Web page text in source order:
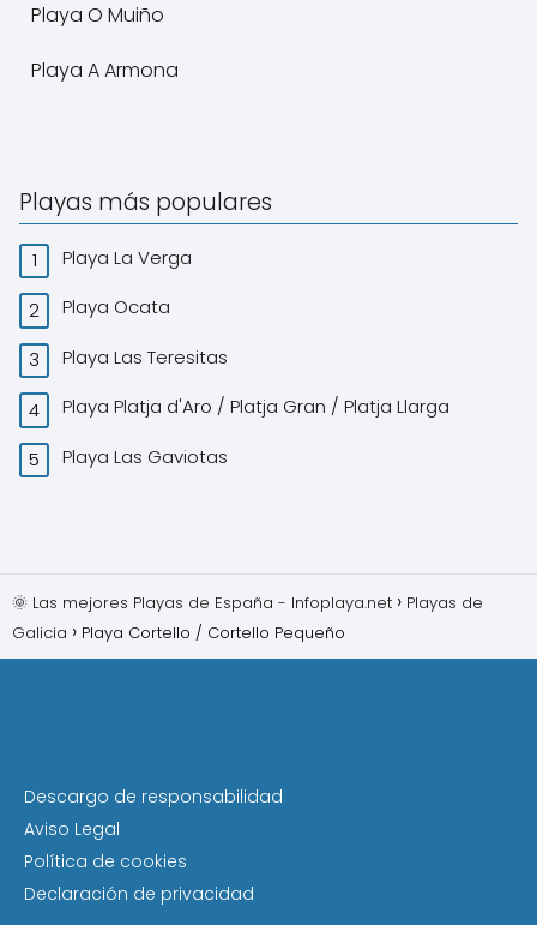
Playa O Muiño
Playa A Armona
Playas más populares
Playa La Verga
Playa Ocata
Playa Las Teresitas
Playa Platja d'Aro / Platja Gran / Platja Llarga
Playa Las Gaviotas
🌞 Las mejores Playas de España - Infoplaya.net
Playas de
Galicia
Playa Cortello / Cortello Pequeño
Descargo de responsabilidad
Aviso Legal
Política de cookies
Declaración de privacidad